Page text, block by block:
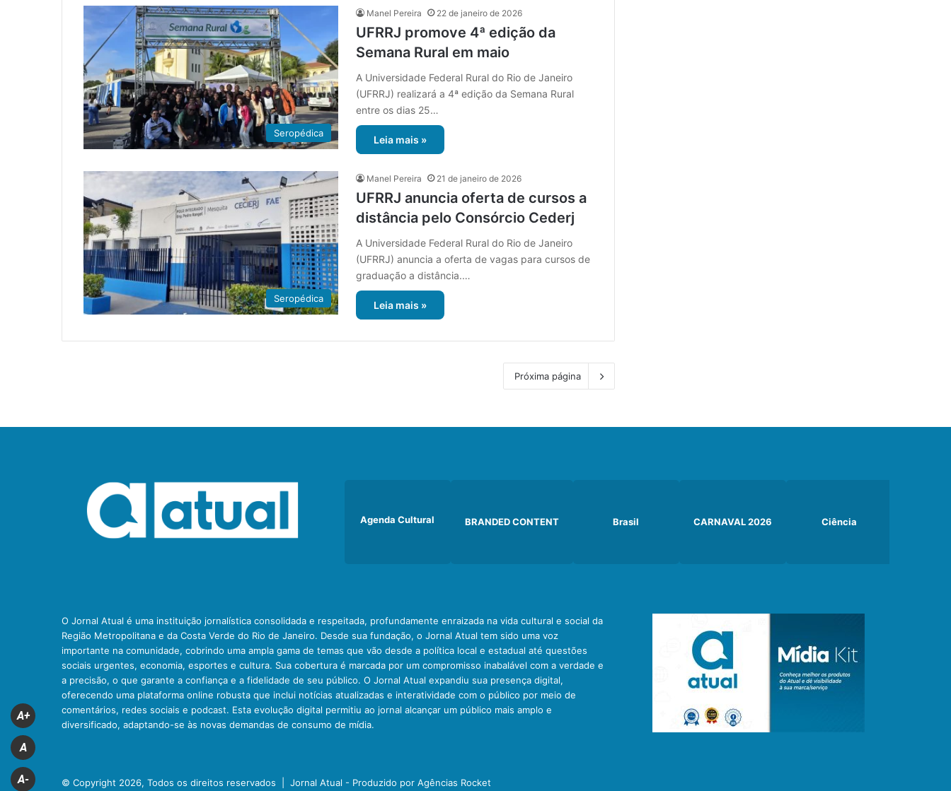
Seropédica
Manel Pereira 22 de janeiro de 2026
UFRRJ promove 4ª edição da
Semana Rural em maio
A Universidade Federal Rural do Rio de Janeiro
(UFRRJ) realizará a 4ª edição da Semana Rural
entre os dias 25…
Leia mais »
Seropédica
Manel Pereira 21 de janeiro de 2026
UFRRJ anuncia oferta de cursos a
distância pelo Consórcio Cederj
A Universidade Federal Rural do Rio de Janeiro
(UFRRJ) anuncia a oferta de vagas para cursos de
graduação a distância.…
Leia mais »
Próxima página
Agenda Cultural BRANDED CONTENT Brasil CARNAVAL 2026 Ciência
O Jornal Atual é uma instituição jornalística consolidada e respeitada, profundamente enraizada na vida cultural e social da
Região Metropolitana e da Costa Verde do Rio de Janeiro. Desde sua fundação, o Jornal Atual tem sido uma voz
importante na comunidade, cobrindo uma ampla gama de temas que vão desde a política local e estadual até questões
sociais urgentes, economia, esportes e cultura. Sua cobertura é marcada por um compromisso inabalável com a verdade e
a precisão, o que garante a confiança e a fidelidade de seu público. O Jornal Atual expandiu sua presença digital,
oferecendo uma plataforma online robusta que inclui notícias atualizadas e interatividade com o público por meio de
comentários, redes sociais e podcast. Esta evolução digital permitiu ao jornal alcançar um público mais amplo e
diversificado, adaptando-se às novas demandas de consumo de mídia.
© Copyright 2026, Todos os direitos reservados | Jornal Atual - Produzido por Agências Rocket
A+
A
A-